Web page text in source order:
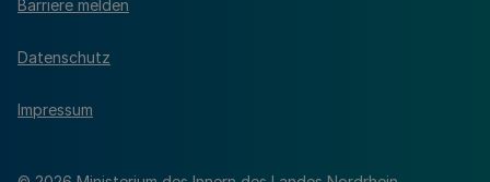
Barriere melden
Datenschutz
Impressum